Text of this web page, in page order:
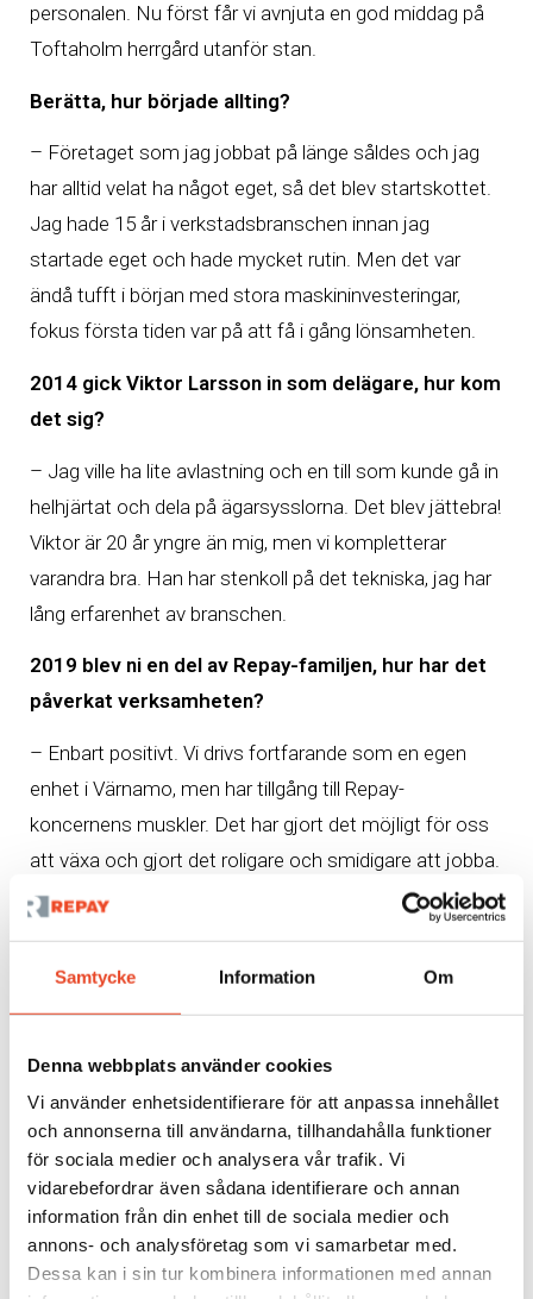
Samtycke Information Om
Denna webbplats använder cookies
Vi använder enhetsidentifierare för att anpassa innehållet
och annonserna till användarna, tillhandahålla funktioner
för sociala medier och analysera vår trafik. Vi
vidarebefordrar även sådana identifierare och annan
information från din enhet till de sociala medier och
annons- och analysföretag som vi samarbetar med.
Dessa kan i sin tur kombinera informationen med annan
personalen. Nu först får vi avnjuta en god middag på
Toftaholm herrgård utanför stan.
Berätta, hur började allting?
– Företaget som jag jobbat på länge såldes och jag
har alltid velat ha något eget, så det blev startskottet.
Jag hade 15 år i verkstadsbranschen innan jag
startade eget och hade mycket rutin. Men det var
ändå tufft i början med stora maskininvesteringar,
fokus första tiden var på att få i gång lönsamheten.
2014 gick Viktor Larsson in som delägare, hur kom
det sig?
– Jag ville ha lite avlastning och en till som kunde gå in
helhjärtat och dela på ägarsysslorna. Det blev jättebra!
Viktor är 20 år yngre än mig, men vi kompletterar
varandra bra. Han har stenkoll på det tekniska, jag har
lång erfarenhet av branschen.
2019 blev ni en del av Repay-familjen, hur har det
påverkat verksamheten?
– Enbart positivt. Vi drivs fortfarande som en egen
enhet i Värnamo, men har tillgång till Repay-
koncernens muskler. Det har gjort det möjligt för oss
att växa och gjort det roligare och smidigare att jobba.
Det är högt i tak på Repay, alla enheter runt om i landet
är sammansvetsade och har bra kontakt och hjälper
varandra med jobb.
Repay ska vara pigga, enkla experter. Vad är ni i
Värnamo specialister på?
– Tunnplåt, 0,5-20 millimeter, och så kör vi mer
kantbockning än andra Repay-enheter. Om vi får
förfrågningar på tjockare material kan vi bolla det
vidare till en annan Repay-enhet och vice versa, om det
kommer förfrågningar om tunnare plåt på andra orter.